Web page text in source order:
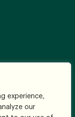
experience,
our